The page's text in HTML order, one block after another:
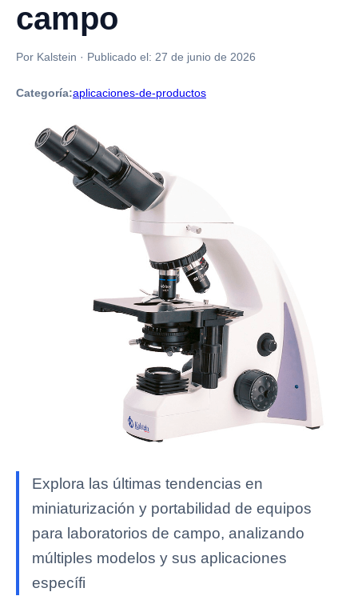
campo
Por Kalstein · Publicado el: 27 de junio de 2026
Categoría:aplicaciones-de-productos
Explora las últimas tendencias en
miniaturización y portabilidad de equipos
para laboratorios de campo, analizando
múltiples modelos y sus aplicaciones
específi